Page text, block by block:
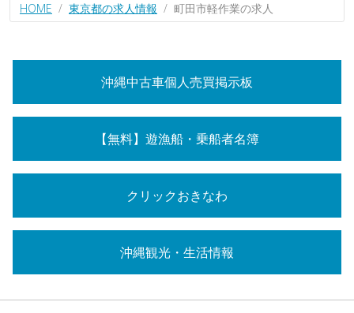
HOME 東京都の求人情報 町田市軽作業の求人
沖縄中古車個人売買掲示板
【無料】遊漁船・乗船者名簿
クリックおきなわ
沖縄観光・生活情報